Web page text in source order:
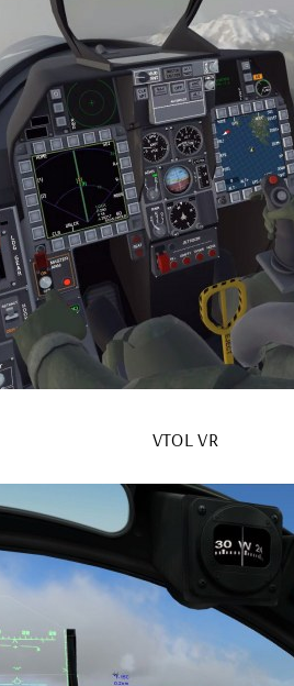
VTOL VR